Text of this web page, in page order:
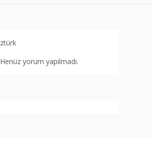
Henüz yorum yapılmadı.